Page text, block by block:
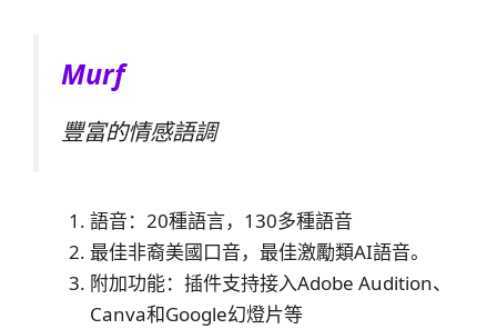
Murf
豐富的情感語調
語音：20種語言，130多種語音
最佳非裔美國口音，最佳激勵類AI語音。
附加功能：插件支持接入Adobe Audition、
Canva和Google幻燈片等